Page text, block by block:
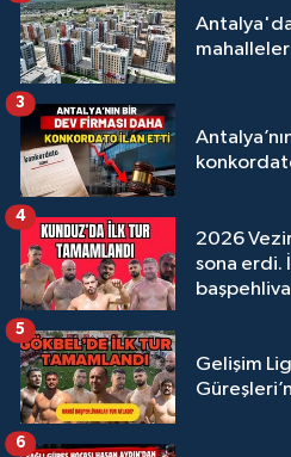
mahalleler
3
2026
sona erdi.
4
Gelişim
5
6